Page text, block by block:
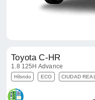
Toyota C-HR
1.8 125H Advance
Híbrido ECO CIUDAD REAL